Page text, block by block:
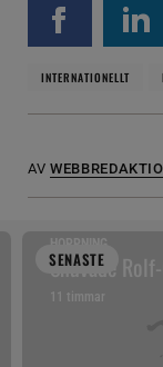
INTERNATIONELLT
AV
SENASTE
HOPPNING
Snuvade
11 timmar